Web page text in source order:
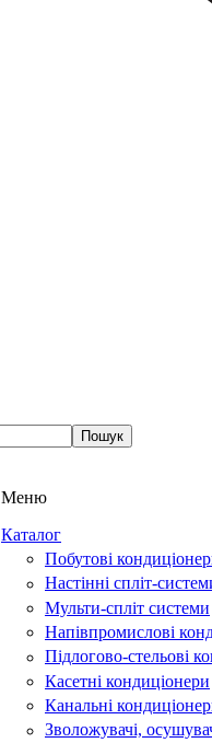
Меню
Каталог
Побутові
Настінні спліт-
Мульти-спліт системи
Напівпромислові
Підлогово-стельові
Касетні кондиціонери
Канальні
Зволожувачі,